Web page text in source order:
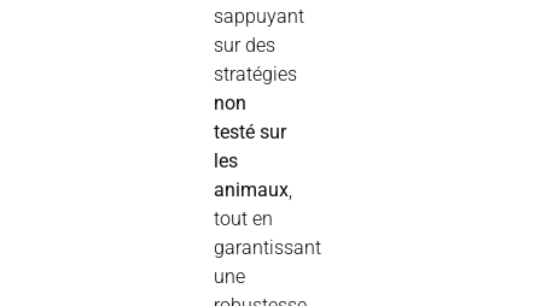
sappuyant
sur des
stratégies
non
testé sur
les
animaux
tout en
garantissant
une